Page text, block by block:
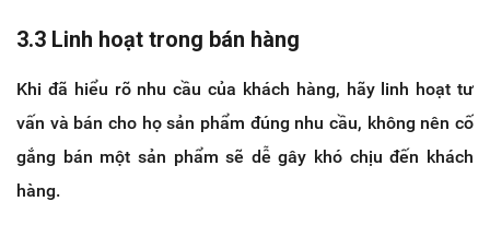
3.3 Linh hoạt trong bán hàng
Khi đã hiểu rõ nhu cầu của khách hàng, hãy linh hoạt tư
vấn và bán cho họ sản phẩm đúng nhu cầu, không nên cố
gắng bán một sản phẩm sẽ dễ gây khó chịu đến khách
hàng.